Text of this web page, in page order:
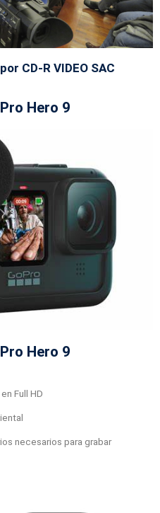
CD-R VIDEO SAC
Hero 9
Hero 9
Full HD
necesarios para grabar